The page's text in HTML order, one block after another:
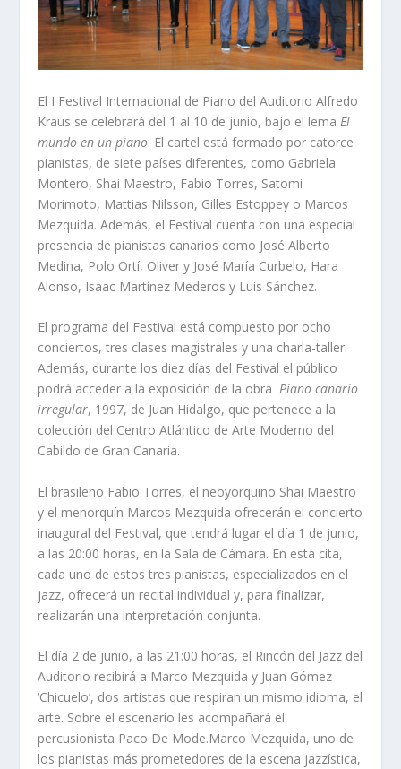
El I Festival Internacional de Piano del Auditorio Alfredo
Kraus se celebrará del 1 al 10 de junio, bajo el lema El
mundo en un piano. El cartel está formado por catorce
pianistas, de siete países diferentes, como Gabriela
Montero, Shai Maestro, Fabio Torres, Satomi
Morimoto, Mattias Nilsson, Gilles Estoppey o Marcos
Mezquida. Además, el Festival cuenta con una especial
presencia de pianistas canarios como José Alberto
Medina, Polo Ortí, Oliver y José María Curbelo, Hara
Alonso, Isaac Martínez Mederos y Luis Sánchez.
El programa del Festival está compuesto por ocho
conciertos, tres clases magistrales y una charla-taller.
Además, durante los diez días del Festival el público
podrá acceder a la exposición de la obraPiano canario
irregular, 1997, de Juan Hidalgo, que pertenece a la
colección del Centro Atlántico de Arte Moderno del
Cabildo de Gran Canaria.
El brasileño Fabio Torres, el neoyorquino Shai Maestro
y el menorquín Marcos Mezquida ofrecerán el concierto
inaugural del Festival, que tendrá lugar el día 1 de junio,
a las 20:00 horas, en la Sala de Cámara. En esta cita,
cada uno de estos tres pianistas, especializados en el
jazz, ofrecerá un recital individual y, para finalizar,
realizarán una interpretación conjunta.
El día 2 de junio, a las 21:00 horas, el Rincón del Jazz del
Auditorio recibirá a Marco Mezquida y Juan Gómez
‘Chicuelo’, dos artistas que respiran un mismo idioma, el
arte. Sobre el escenario les acompañará el
percusionista Paco De Mode.Marco Mezquida, uno de
los pianistas más prometedores de la escena jazzística,